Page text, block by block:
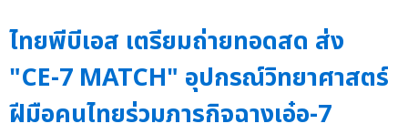
ไทยพีบีเอส เตรียมถ่ายทอดสด ส่ง
"CE-7 MATCH" อุปกรณ์วิทยาศาสตร์
ฝีมือคนไทยร่วมภารกิจฉางเอ๋อ-7